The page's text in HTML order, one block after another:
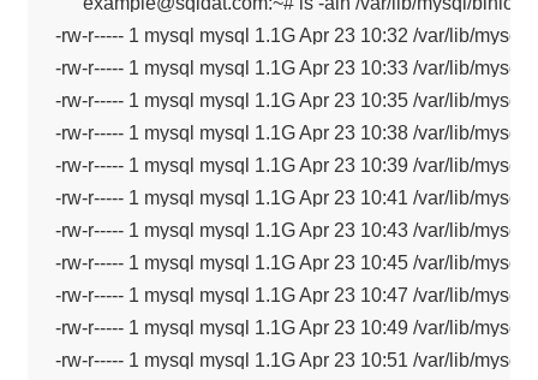
-rw-r----- 1 mysql mysql 1.1G Apr 23 10:32 /var/lib/
-rw-r----- 1 mysql mysql 1.1G Apr 23 10:33 /var/lib/
-rw-r----- 1 mysql mysql 1.1G Apr 23 10:35 /var/lib/
-rw-r----- 1 mysql mysql 1.1G Apr 23 10:38 /var/lib/
-rw-r----- 1 mysql mysql 1.1G Apr 23 10:39 /var/lib/
-rw-r----- 1 mysql mysql 1.1G Apr 23 10:41 /var/lib/
-rw-r----- 1 mysql mysql 1.1G Apr 23 10:43 /var/lib/
-rw-r----- 1 mysql mysql 1.1G Apr 23 10:45 /var/lib/
-rw-r----- 1 mysql mysql 1.1G Apr 23 10:47 /var/lib/
-rw-r----- 1 mysql mysql 1.1G Apr 23 10:49 /var/lib/
-rw-r----- 1 mysql mysql 1.1G Apr 23 10:51 /var/lib/mysql/